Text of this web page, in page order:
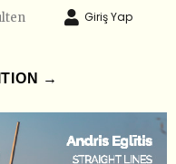
Giriş Yap
→